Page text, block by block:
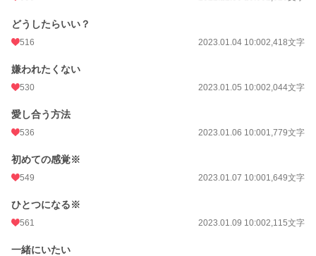
どうしたらいい？
516 2023.01.04 10:002,418文字
嫌われたくない
530 2023.01.05 10:002,044文字
愛し合う方法
536 2023.01.06 10:001,779文字
初めての感覚※
549 2023.01.07 10:001,649文字
ひとつになる※
561 2023.01.09 10:002,115文字
一緒にいたい